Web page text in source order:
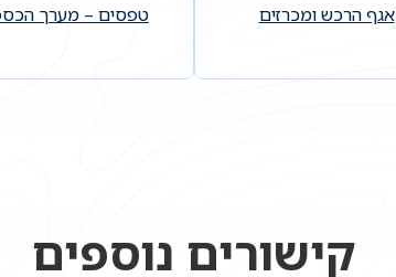
אגף הרכש ומכרזים טפסים – מערך
קישורים נוספים